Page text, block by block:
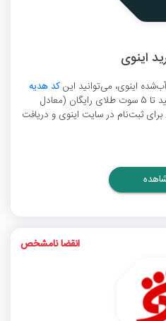
اینوی، می‌توانید اینکد هدیه
را در منو کارت هدیه اعمال کنید تا 5 سوت طلای رایگان (معادل
برای ثبت‌نام در سایت اینوی و دریافت
انقضا نامشخص